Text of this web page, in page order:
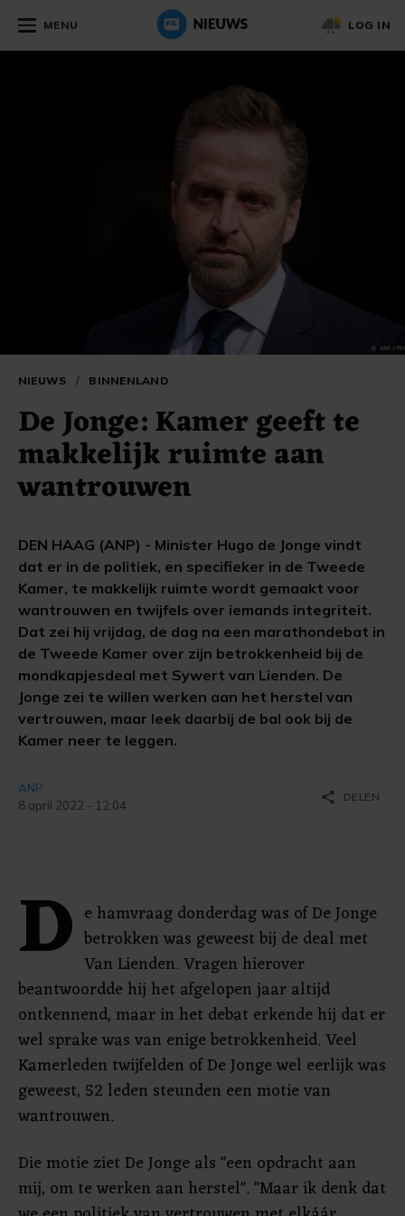
MENU LOG IN
NIEUWS / BINNENLAND
De Jonge: Kamer geeft te
makkelijk ruimte aan
wantrouwen
DEN HAAG (ANP) - Minister Hugo de Jonge vindt
dat er in de politiek, en specifieker in de Tweede
Kamer, te makkelijk ruimte wordt gemaakt voor
wantrouwen en twijfels over iemands integriteit.
Dat zei hij vrijdag, de dag na een marathondebat in
de Tweede Kamer over zijn betrokkenheid bij de
mondkapjesdeal met Sywert van Lienden. De
Jonge zei te willen werken aan het herstel van
vertrouwen, maar leek daarbij de bal ook bij de
Kamer neer te leggen.
ANP
8 april 2022 - 12:04
share DELEN
D e hamvraag donderdag was of De Jonge
betrokken was geweest bij de deal met
Van Lienden. Vragen hierover
beantwoordde hij het afgelopen jaar altijd
ontkennend, maar in het debat erkende hij dat er
wel sprake was van enige betrokkenheid. Veel
Kamerleden twijfelden of De Jonge wel eerlijk was
geweest, 52 leden steunden een motie van
wantrouwen.
Die motie ziet De Jonge als "een opdracht aan
mij, om te werken aan herstel". "Maar ik denk dat